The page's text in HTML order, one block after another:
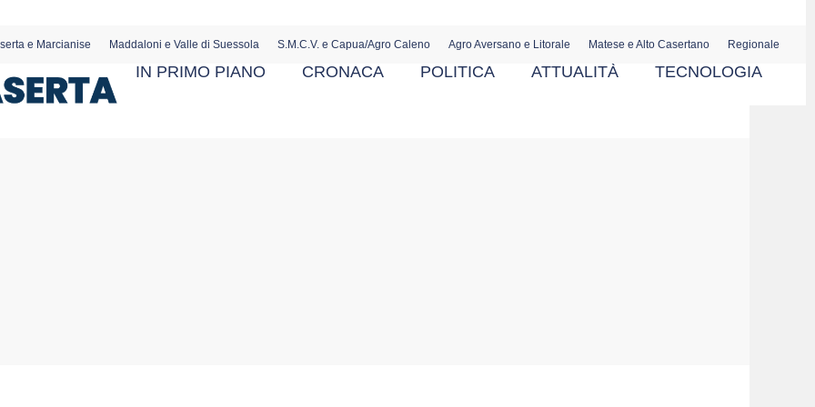
e Marcianise Maddaloni e Valle di Suessola S.M.C.V. e Capua/Agro Caleno Agro Aversano e Litorale Matese e Alto Casertano Regionale
IN PRIMO PIANO CRONACA POLITICA ATTUALITÀ TECNOLOGIA